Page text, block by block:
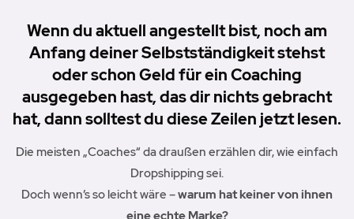
Wenn du aktuell angestellt bist, noch am
Anfang deiner Selbstständigkeit stehst
oder schon Geld für ein Coaching
ausgegeben hast, das dir nichts gebracht
hat, dann solltest du diese Zeilen jetzt lesen.
Die meisten „Coaches“ da draußen erzählen dir, wie einfach
Dropshipping sei.
Doch wenn’s so leicht wäre –warum hat keiner von ihnen